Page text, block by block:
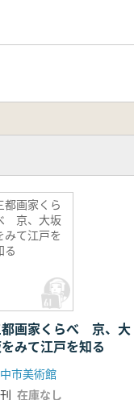
都画家くら
京、大坂
みて江戸を
る
画家くらべ 京、大
みて江戸を知る
市美術館
在庫なし